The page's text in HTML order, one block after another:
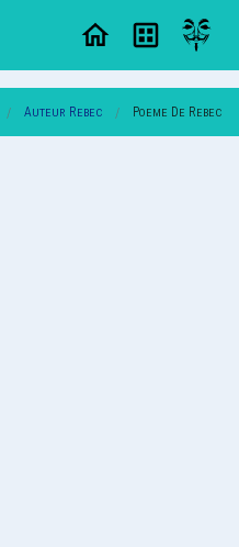
Auteur Rebec Poeme De Rebec